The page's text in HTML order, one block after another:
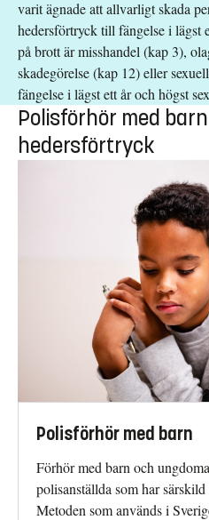
varit ägnade att allvarligt skada
hedersförtryck till fängelse i lägst
på brott är misshandel (kap 3),
skadegörelse (kap 12) eller
fängelse i lägst ett år och högst
Polisförhör med
hedersförtryck
Polisförhör med barn
Förhör med barn och
polisanställda som har
Metoden som används i